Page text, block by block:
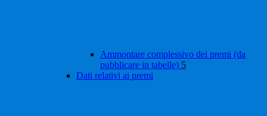
Ammontare complessivo dei premi (da
pubblicare in tabelle) 5
Dati relativi ai premi